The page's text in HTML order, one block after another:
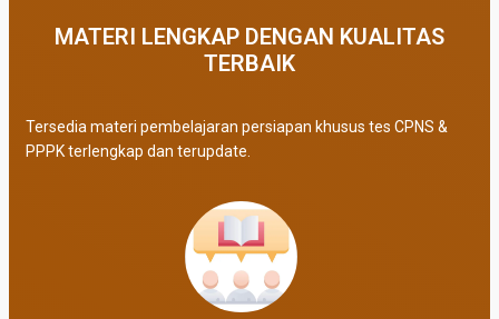
MATERI LENGKAP DENGAN KUALITAS
TERBAIK​
Tersedia materi pembelajaran persiapan khusus tes CPNS &
PPPK terlengkap dan terupdate.